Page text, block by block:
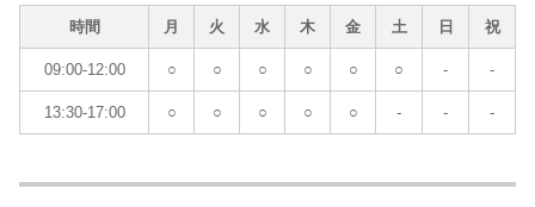
時間 月 火 水 木 金 土 日 祝
09:00-12:00 ○ ○ ○ ○ ○ ○ - -
13:30-17:00 ○ ○ ○ ○ ○ - - -